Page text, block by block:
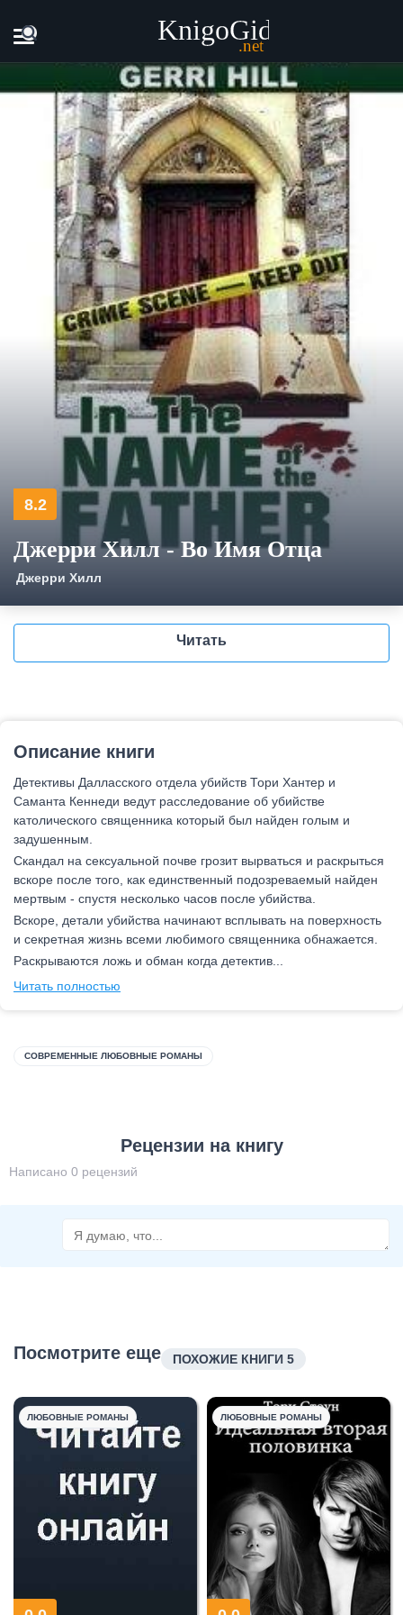
Главная Джерри Хилл - Во Имя Отца
8.2
Джерри Хилл - Во Имя Отца
Джерри Хилл
Читать
Описание книги
Детективы Далласского отдела убийств Тори Хантер и
Саманта Кеннеди ведут расследование об убийстве
католического священника который был найден голым и
задушенным.
Скандал на сексуальной почве грозит вырваться и раскрыться
вскоре после того, как единственный подозреваемый найден
мертвым - спустя несколько часов после убийства.
Вскоре, детали убийства начинают всплывать на поверхность
и секретная жизнь всеми любимого священника обнажается.
Раскрываются ложь и обман когда детектив...
Читать полностью
СОВРЕМЕННЫЕ ЛЮБОВНЫЕ РОМАНЫ
Рецензии на книгу
Написано 0 рецензий
Посмотрите еще ПОХОЖИЕ КНИГИ 5
ЛЮБОВНЫЕ РОМАНЫ ЛЮБОВНЫЕ РОМАНЫ